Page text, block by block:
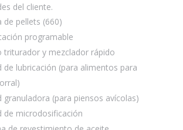
del cliente.
de pellets (660)
programable
triturador y mezclador rápido
de lubricación (para alimentos para
granuladora (para piensos avícolas)
de microdosificación